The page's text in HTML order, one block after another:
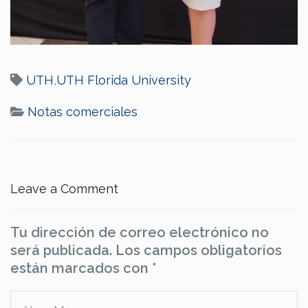
UTH,UTH Florida University
Notas comerciales
Leave a Comment
Tu dirección de correo electrónico no
será publicada. Los campos obligatorios
están marcados con *